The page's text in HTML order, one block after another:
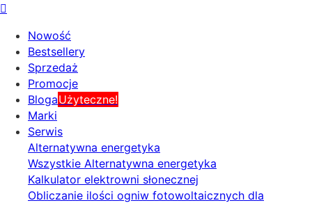
Nowość
Bestsellery
Sprzedaż
Promocje
BlogaUżyteczne!
Marki
Serwis
Alternatywna energetyka
Wszystkie Alternatywna energetyka
Kalkulator elektrowni słonecznej
Obliczanie ilości ogniw fotowoltaicznych dla